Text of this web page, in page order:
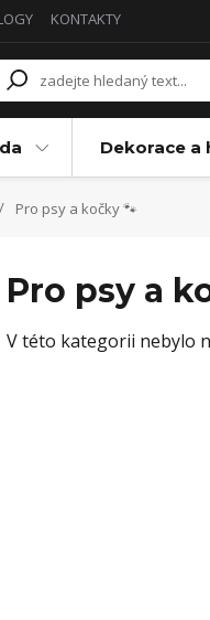
KONTAKTY
Dekorace a
Pro psy a kočky 🐾
Pro psy a
V této kategorii nebylo